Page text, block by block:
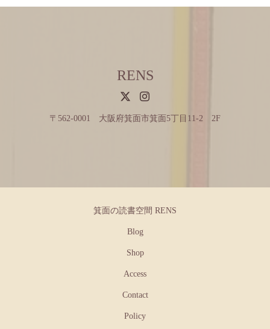
RENS
〒562-0001 大阪府箕面市箕面5丁目11-2 2F
箕面の読書空間 RENS
Blog
Shop
Access
Contact
Policy